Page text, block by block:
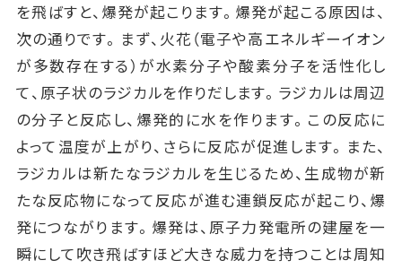
を飛ばすと、爆発が起こります。爆発が起こる原因は、
次の通りです。まず、火花（電子や高エネルギーイオン
が多数存在する）が水素分子や酸素分子を活性化し
て、原子状のラジカルを作りだします。ラジカルは周辺
の分子と反応し、爆発的に水を作ります。この反応に
よって温度が上がり、さらに反応が促進します。また、
ラジカルは新たなラジカルを生じるため、生成物が新
たな反応物になって反応が進む連鎖反応が起こり、爆
発につながります。爆発は、原子力発電所の建屋を一
瞬にして吹き飛ばすほど大きな威力を持つことは周知